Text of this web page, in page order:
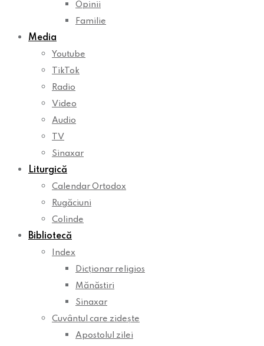
Opinii
Familie
Media
Youtube
TikTok
Radio
Video
Audio
TV
Sinaxar
Liturgică
Calendar Ortodox
Rugăciuni
Colinde
Bibliotecă
Index
Dicționar religios
Mănăstiri
Sinaxar
Cuvântul care zidește
Apostolul zilei